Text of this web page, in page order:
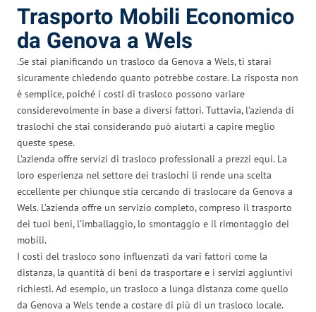
Trasporto Mobili Economico
da Genova a Wels
.Se stai pianificando un trasloco da Genova a Wels, ti starai
sicuramente chiedendo quanto potrebbe costare. La risposta non
è semplice, poiché i costi di trasloco possono variare
considerevolmente in base a diversi fattori. Tuttavia, l’azienda di
traslochi che stai considerando può aiutarti a capire meglio
queste spese.
L’azienda offre servizi di trasloco professionali a prezzi equi. La
loro esperienza nel settore dei traslochi li rende una scelta
eccellente per chiunque stia cercando di traslocare da Genova a
Wels. L’azienda offre un servizio completo, compreso il trasporto
dei tuoi beni, l’imballaggio, lo smontaggio e il rimontaggio dei
mobili.
I costi del trasloco sono influenzati da vari fattori come la
distanza, la quantità di beni da trasportare e i servizi aggiuntivi
richiesti. Ad esempio, un trasloco a lunga distanza come quello
da Genova a Wels tende a costare di più di un trasloco locale.